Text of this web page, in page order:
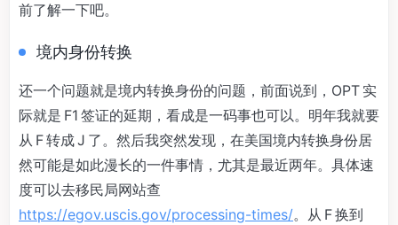
前了解一下吧。
境内身份转换
还一个问题就是境内转换身份的问题，前面说到，OPT 实
际就是 F1 签证的延期，看成是一码事也可以。明年我就要
从 F 转成 J 了。然后我突然发现，在美国境内转换身份居
然可能是如此漫长的一件事情，尤其是最近两年。具体速
度可以去移民局网站查
https://egov.uscis.gov/processing-times/。从 F 换到